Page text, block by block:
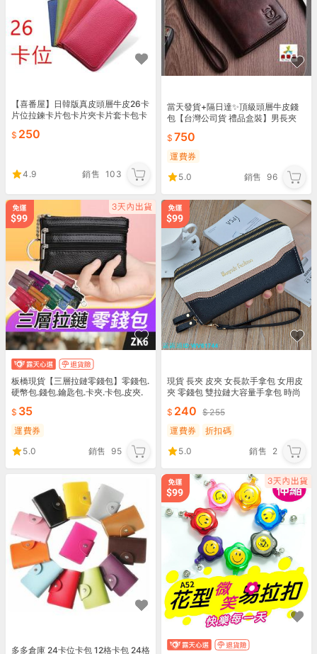
【喜番屋】日韓版真皮頭層牛皮26卡
片位拉鍊卡片包卡片夾卡片套卡包卡
250
4.9 銷售 103
當天發貨+隔日達✨頂級頭層牛皮錢
包【台灣公司貨 禮品盒裝】男長夾
盛精品019
750
運費券
5.0
銷售 96
板橋現貨【三層拉鏈零錢包】零錢包.
硬幣包.錢包.鑰匙包.卡夾.卡包.皮夾.
K635
運費券
5.0
銷售 95
現貨 長夾 皮夾 女長款手拿包 女用皮
夾 零錢包 雙拉鏈大容量手拿包 時尚
240
255
運費券
折扣碼
5.0
銷售 2
多多倉庫 24卡位卡包 12格卡包 24格